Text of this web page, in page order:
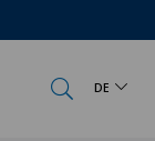
DE